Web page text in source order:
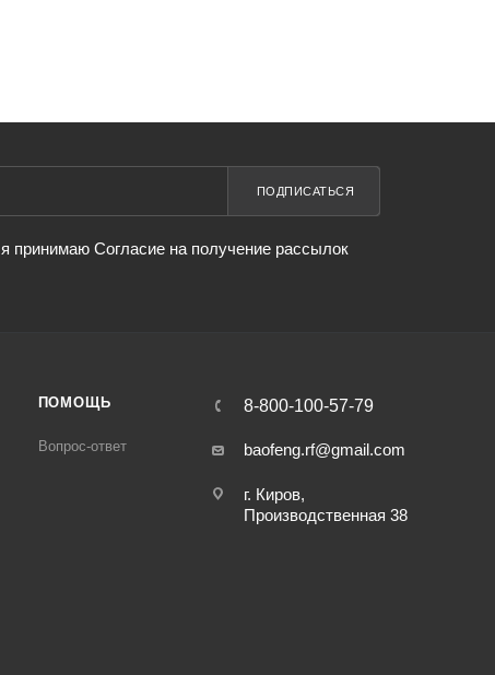
ПОДПИСАТЬСЯ
я принимаю Согласие на получение рассылок
ПОМОЩЬ
Вопрос-ответ
8-800-100-57-79
baofeng.rf@gmail.com
г. Киров,
Производственная 38